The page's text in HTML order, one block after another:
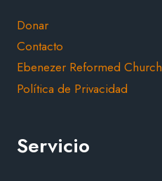
Donar
Contacto
Ebenezer Reformed Church
Política de Privacidad
Servicio